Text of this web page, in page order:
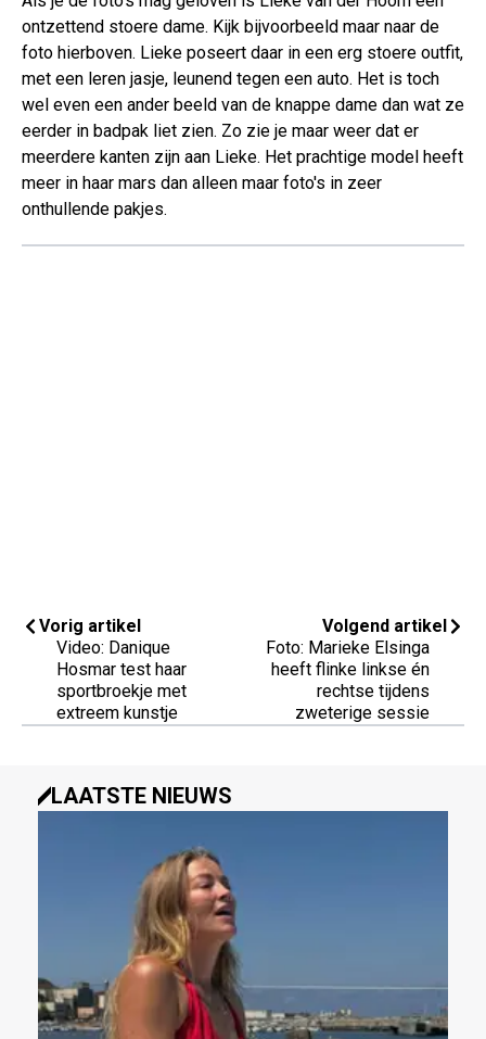
ontzettend stoere dame. Kijk bijvoorbeeld maar naar de
foto hierboven. Lieke poseert daar in een erg stoere outfit,
met een leren jasje, leunend tegen een auto. Het is toch
wel even een ander beeld van de knappe dame dan wat ze
eerder in badpak liet zien. Zo zie je maar weer dat er
meerdere kanten zijn aan Lieke. Het prachtige model heeft
meer in haar mars dan alleen maar foto's in zeer
onthullende pakjes.
Vorig artikel
Video: Danique
Hosmar test haar
sportbroekje met
extreem kunstje
Volgend artikel
Foto: Marieke Elsinga
heeft flinke linkse én
rechtse tijdens
zweterige sessie
LAATSTE NIEUWS